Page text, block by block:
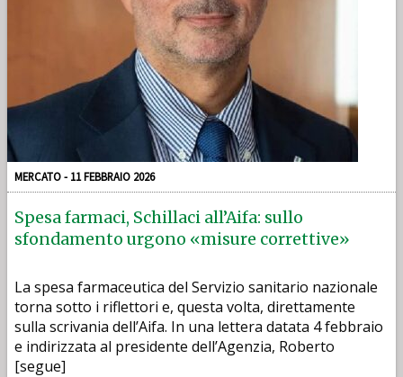
MERCATO - 11 FEBBRAIO 2026
Spesa farmaci, Schillaci all’Aifa: sullo
sfondamento urgono «misure correttive»
La spesa farmaceutica del Servizio sanitario nazionale
torna sotto i riflettori e, questa volta, direttamente
sulla scrivania dell’Aifa. In una lettera datata 4 febbraio
e indirizzata al presidente dell’Agenzia, Roberto
[segue]